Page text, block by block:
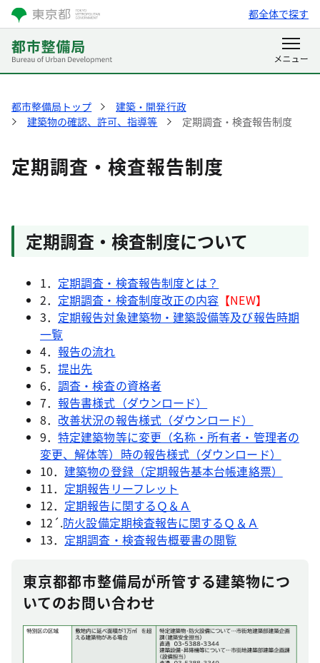
都全体で探す
都市整備局トップ
建築・開発行政
建築物の確認、許可、指導等
定期調査・検査報告制度
定期調査・検査報告制度
定期調査・検査制度について
1． 定期調査・検査報告制度とは？
2． 定期調査・検査制度改正の内容 【NEW】
3． 定期報告対象建築物・建築設備等及び報告時期
一覧
4．報告の流れ
5．提出先
6．調査・検査の資格者
7．報告書様式（ダウンロード）
8． 改善状況の報告様式（ダウンロード）
9．特定建築物等に変更（名称・所有者・管理者の
変更、解体等）時の報告様式（ダウンロード）
10．建築物の登録（定期報告基本台帳連絡票）
11． 定期報告リーフレット
12． 定期報告に関するＱ＆Ａ
12´.防火設備定期検査報告に関するＱ＆Ａ
13． 定期調査・検査報告概要書の閲覧
東京都都市整備局が所管する建築物につ
いてのお問い合わせ